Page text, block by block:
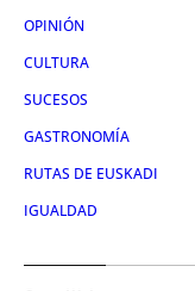
OPINIÓN
CULTURA
SUCESOS
GASTRONOMÍA
RUTAS DE EUSKADI
IGUALDAD